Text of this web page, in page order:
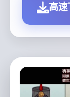
高速